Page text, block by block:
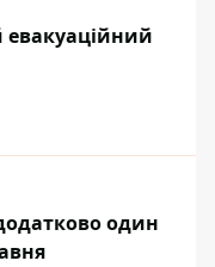
один